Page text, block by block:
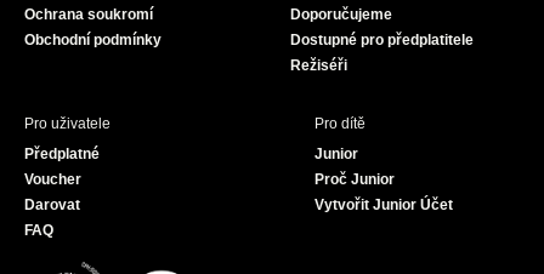
Ochrana soukromí
Obchodní podmínky
Doporučujeme
Dostupné pro předplatitele
Režiséři
Pro uživatele
Předplatné
Voucher
Darovat
FAQ
Pro dítě
Junior
Proč Junior
Vytvořit Junior Účet